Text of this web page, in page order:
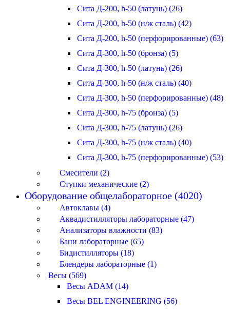
Сита Д-200, h-50 (латунь) (26)
Сита Д-200, h-50 (н/ж сталь) (42)
Сита Д-200, h-50 (перфорированные) (63)
Сита Д-300, h-50 (бронза) (5)
Сита Д-300, h-50 (латунь) (26)
Сита Д-300, h-50 (н/ж сталь) (40)
Сита Д-300, h-50 (перфорированные) (48)
Сита Д-300, h-75 (бронза) (5)
Сита Д-300, h-75 (латунь) (26)
Сита Д-300, h-75 (н/ж сталь) (40)
Сита Д-300, h-75 (перфорированные) (53)
Смесители (2)
Ступки механические (2)
Оборудование общелабораторное (4020)
Автоклавы (4)
Аквадистилляторы лабораторные (47)
Анализаторы влажности (83)
Бани лабораторные (65)
Бидистилляторы (18)
Блендеры лабораторные (1)
Весы (569)
Весы ADAM (14)
Весы BEL ENGINEERING (56)